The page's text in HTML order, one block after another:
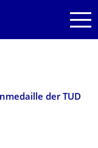
der TUD